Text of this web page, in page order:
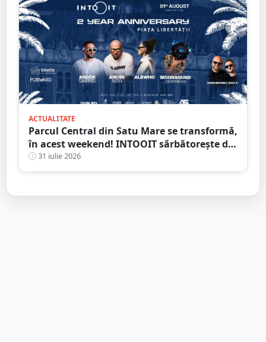
ACTUALITATE
Parcul Central din Satu Mare se transformă,
în acest weekend! INTOOIT sărbătorește doi
ani printr-un eveniment spectaculos
31 iulie 2026